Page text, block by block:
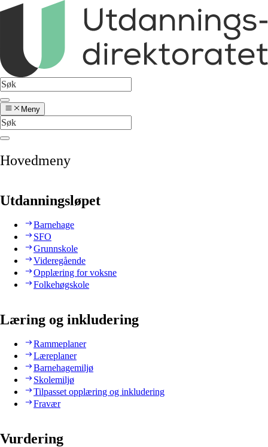
Meny
Hovedmeny
Utdanningsløpet
Barnehage
SFO
Grunnskole
Videregående
Opplæring for voksne
Folkehøgskole
Læring og inkludering
Rammeplaner
Læreplaner
Barnehagemiljø
Skolemiljø
Tilpasset opplæring og inkludering
Fravær
Vurdering